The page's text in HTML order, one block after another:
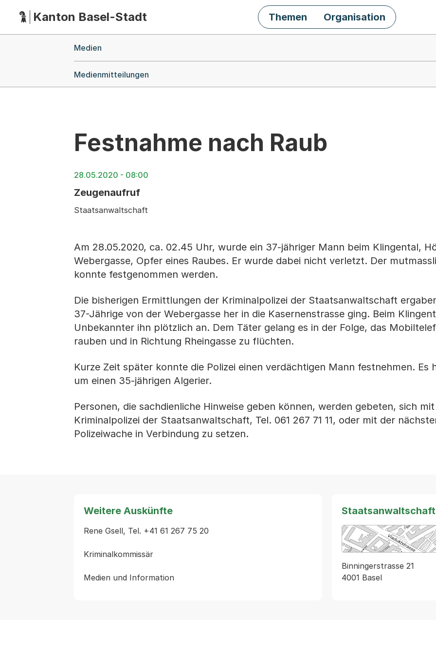
HauptnavigationKanton Basel-Stadt Themen Organisation
Medien
Medienmitteilungen
Festnahme nach Raub
28.05.2020 - 08:00
Zeugenaufruf
Staatsanwaltschaft
Am 28.05.2020, ca. 02.45 Uhr, wurde ein 37-jähriger Mann beim Klingental,
Webergasse, Opfer eines Raubes. Er wurde dabei nicht verletzt. Der
konnte festgenommen werden.
Die bisherigen Ermittlungen der Kriminalpolizei der Staatsanwaltschaft
37-Jährige von der Webergasse her in die Kasernenstrasse ging. Beim
Unbekannter ihn plötzlich an. Dem Täter gelang es in der Folge, das
rauben und in Richtung Rheingasse zu flüchten.
Kurze Zeit später konnte die Polizei einen verdächtigen Mann festnehmen. Es
um einen 35-jährigen Algerier.
Personen, die sachdienliche Hinweise geben können, werden gebeten, sich
Kriminalpolizei der Staatsanwaltschaft, Tel. 061 267 71 11, oder mit der
Polizeiwache in Verbindung zu setzen.
Weitere Auskünfte
Rene Gsell, Tel. +41 61 267 75 20
Kriminalkommissär
Staatsanwaltschaft
Binningerstrasse 21
4001 Basel